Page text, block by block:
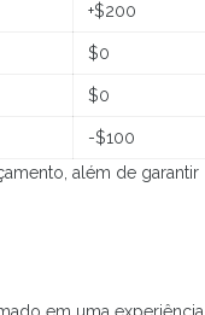
+$200
$0
$0
-$100
além de garantir